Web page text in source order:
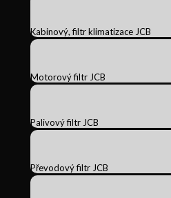
Kabinový, filtr klimatizace JCB
Motorový filtr JCB
Palivový filtr JCB
Převodový filtr JCB